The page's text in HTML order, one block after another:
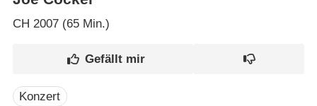
CH 2007 (65 Min.)
Konzert